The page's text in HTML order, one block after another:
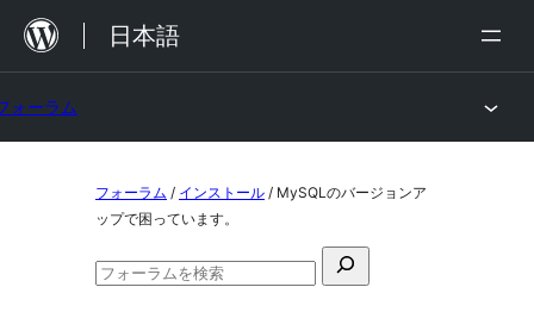
日本語
ォーラム
フォーラム / インストール / MySQLのバージョンア
ップで困っています。
検
フ